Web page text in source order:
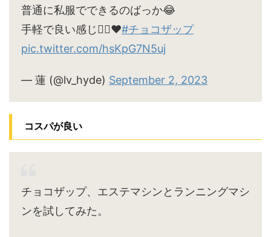
普通に私服でできるのばっか😂
手軽で良い感じ🙆‍♀️♥#チョコザップ
pic.twitter.com/hsKpG7N5uj
— 蓮 (@lv_hyde) September 2, 2023
コスパが良い
チョコザップ、エステマシンとランニングマシ
ンを試してみた。